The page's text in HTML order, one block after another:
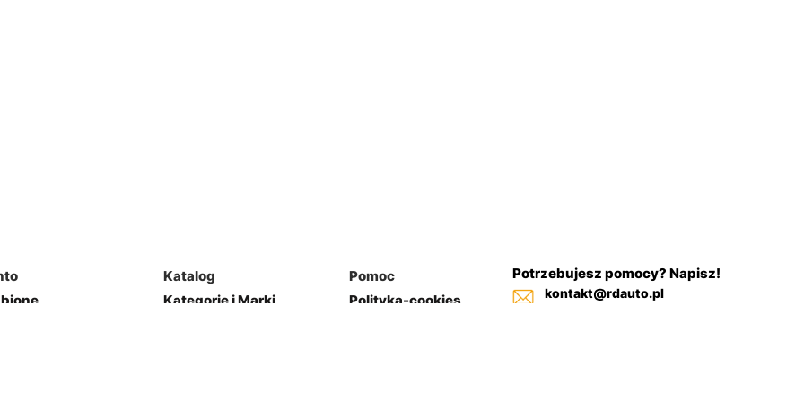
Katalog
Kategorie i Marki
Pomoc
Polityka-cookies
Potrzebujesz pomocy? Napisz!
kontakt@rdauto.pl